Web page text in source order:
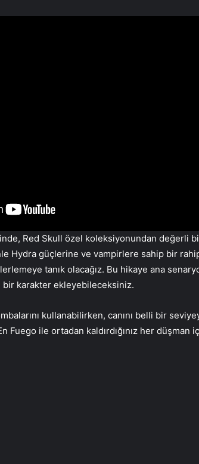
Red Skull özel koleksiyonundan değerli
Hydra güçlerine ve vampirlere sahip bir
tanık olacağız. Bu hikaye ana
karakter ekleyebileceksiniz.
kullanabilirken, canını belli bir
Fuego ile ortadan kaldırdığınız her düşman